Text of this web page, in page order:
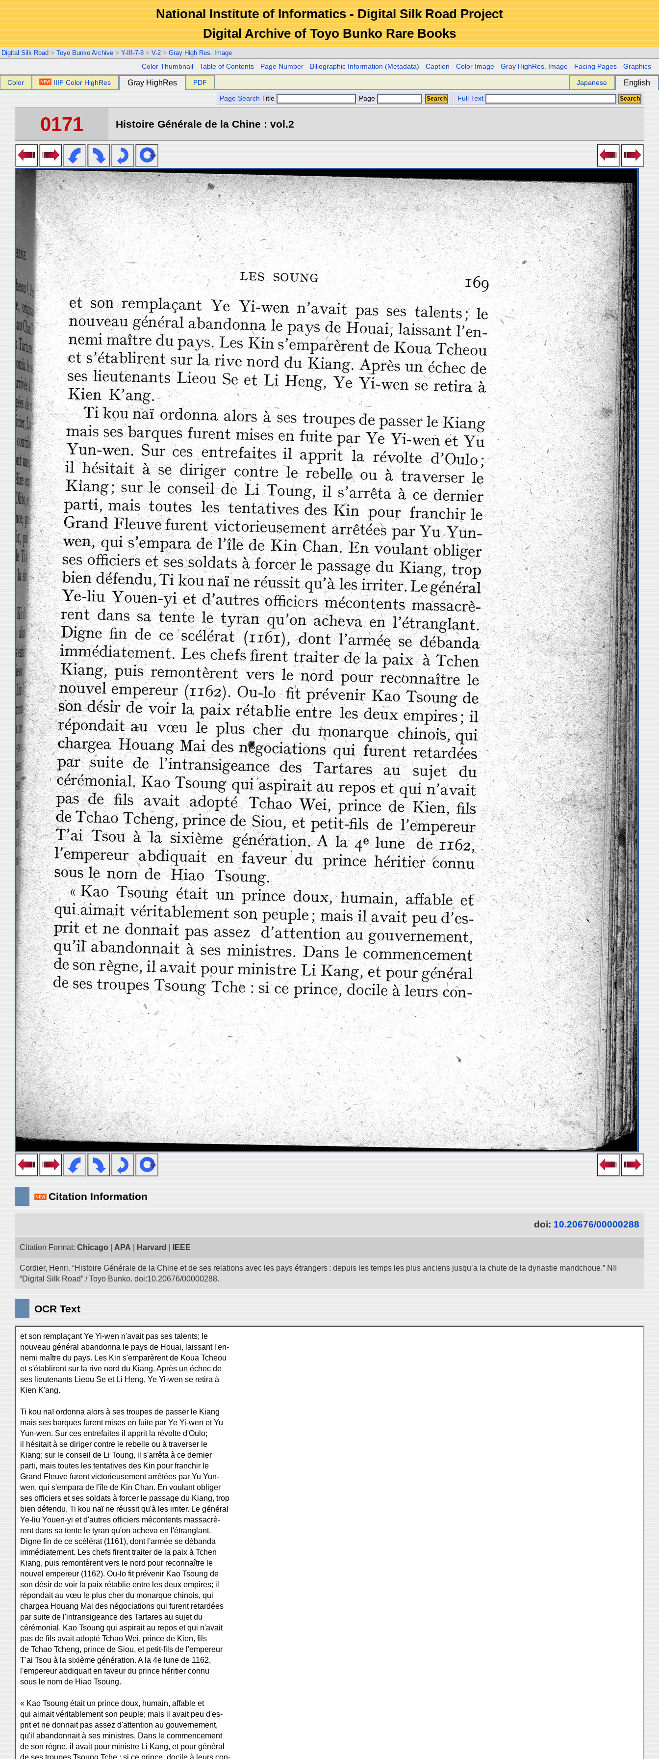
National Institute of Informatics - Digital Silk Road Project
Digital Archive of Toyo Bunko Rare Books
Digital Silk Road > Toyo Bunko Archive > Y-III-7-8 > V-2 > Gray High Res. Image
Color Thumbnail -Table of Contents - Page Number - Biliographic Information (Metadata) -Caption -Color Image -Gray HighRes. Image - Facing Pages -Graphics -
Color IIIF Color HighRes Gray HighRes PDF Japanese English
Page Search Title Page Full Text
0171 Histoire Générale de la Chine : vol.2
Citation Information
doi: 10.20676/00000288
Citation Format: Chicago APA Harvard IEEE
Cordier, Henri. “Histoire Générale de la Chine et de ses relations avec les pays étrangers : depuis les temps les plus anciens jusqu’a la chute de la dynastie mandchoue.” NII
“Digital Silk Road” / Toyo Bunko. doi:10.20676/00000288.
OCR Text
et son remplaçant Ye Yi-wen n'avait pas ses talents; le
nouveau général abandonna le pays de Houai, laissant l'en-
nemi maître du pays. Les Kin s'emparèrent de Koua Tcheou
et s'établirent sur la rive nord du Kiang. Après un échec de
ses lieutenants Lieou Se et Li Heng, Ye Yi-wen se retira à
Kien K'ang.
Ti kou naï ordonna alors à ses troupes de passer le Kiang
mais ses barques furent mises en fuite par Ye Yi-wen et Yu
Yun-wen. Sur ces entrefaites il apprit la révolte d'Oulo;
il hésitait à se diriger contre le rebelle ou à traverser le
Kiang; sur le conseil de Li Toung, il s'arrêta à ce dernier
parti, mais toutes les tentatives des Kin pour franchir le
Grand Fleuve furent victorieusement arrêtées par Yu Yun-
wen, qui s'empara de l'île de Kin Chan. En voulant obliger
ses officiers et ses soldats à forcer le passage du Kiang, trop
bien défendu, Ti kou naï ne réussit qu'à les irriter. Le général
Ye-liu Youen-yi et d'autres officiers mécontents massacrè-
rent dans sa tente le tyran qu'on acheva en l'étranglant.
Digne fin de ce scélérat (1161), dont l'armée se débanda
immédiatement. Les chefs firent traiter de la paix à Tchen
Kiang, puis remontèrent vers le nord pour reconnaître le
nouvel empereur (1162). Ou-lo fit prévenir Kao Tsoung de
son désir de voir la paix rétablie entre les deux empires; il
répondait au vœu le plus cher du monarque chinois, qui
chargea Houang Mai des négociations qui furent retardées
par suite de l'intransigeance des Tartares au sujet du
cérémonial. Kao Tsoung qui aspirait au repos et qui n'avait
pas de fils avait adopté Tchao Wei, prince de Kien, fils
de Tchao Tcheng, prince de Siou, et petit-fils de l'empereur
T'ai Tsou à la sixième génération. A la 4e lune de 1162,
l'empereur abdiquait en faveur du prince héritier connu
sous le nom de Hiao Tsoung.
« Kao Tsoung était un prince doux, humain, affable et
qui aimait véritablement son peuple; mais il avait peu d'es-
prit et ne donnait pas assez d'attention au gouvernement,
qu'il abandonnait à ses ministres. Dans le commencement
de son règne, il avait pour ministre Li Kang, et pour général
de ses troupes Tsoung Tche : si ce prince, docile à leurs con-